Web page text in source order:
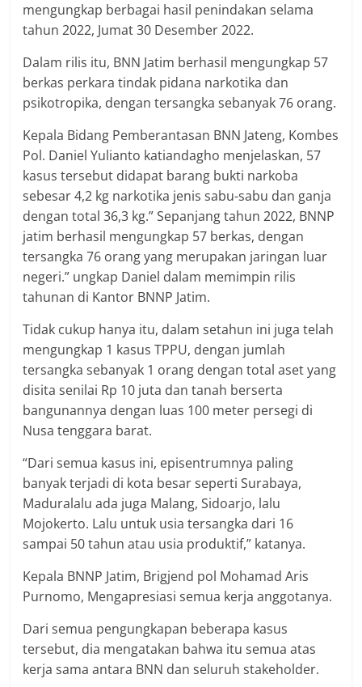
mengungkap berbagai hasil penindakan selama
tahun 2022, Jumat 30 Desember 2022.
Dalam rilis itu, BNN Jatim berhasil mengungkap 57
berkas perkara tindak pidana narkotika dan
psikotropika, dengan tersangka sebanyak 76 orang.
Kepala Bidang Pemberantasan BNN Jateng, Kombes
Pol. Daniel Yulianto katiandagho menjelaskan, 57
kasus tersebut didapat barang bukti narkoba
sebesar 4,2 kg narkotika jenis sabu-sabu dan ganja
dengan total 36,3 kg.” Sepanjang tahun 2022, BNNP
jatim berhasil mengungkap 57 berkas, dengan
tersangka 76 orang yang merupakan jaringan luar
negeri.” ungkap Daniel dalam memimpin rilis
tahunan di Kantor BNNP Jatim.
Tidak cukup hanya itu, dalam setahun ini juga telah
mengungkap 1 kasus TPPU, dengan jumlah
tersangka sebanyak 1 orang dengan total aset yang
disita senilai Rp 10 juta dan tanah berserta
bangunannya dengan luas 100 meter persegi di
Nusa tenggara barat.
“Dari semua kasus ini, episentrumnya paling
banyak terjadi di kota besar seperti Surabaya,
Maduralalu ada juga Malang, Sidoarjo, lalu
Mojokerto. Lalu untuk usia tersangka dari 16
sampai 50 tahun atau usia produktif,” katanya.
Kepala BNNP Jatim, Brigjend pol Mohamad Aris
Purnomo, Mengapresiasi semua kerja anggotanya.
Dari semua pengungkapan beberapa kasus
tersebut, dia mengatakan bahwa itu semua atas
kerja sama antara BNN dan seluruh stakeholder.